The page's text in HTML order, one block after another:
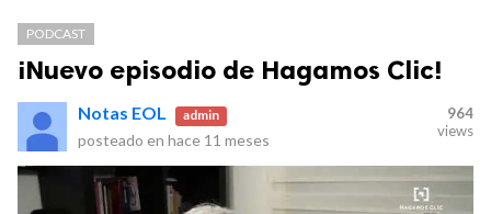
PODCAST
¡Nuevo episodio de Hagamos Clic!
Notas EOL admin
posteado en hace 11 meses
964
views